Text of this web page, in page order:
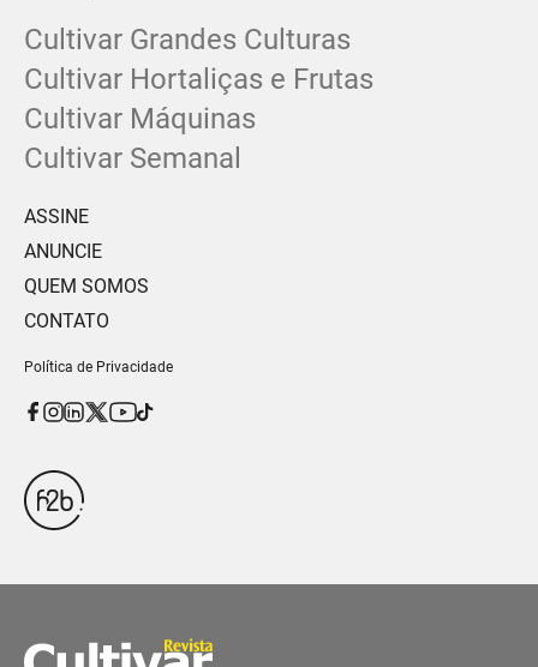
Cultivar Grandes Culturas
Cultivar Hortaliças e Frutas
Cultivar Máquinas
Cultivar Semanal
ASSINE
ANUNCIE
QUEM SOMOS
CONTATO
Política de Privacidade